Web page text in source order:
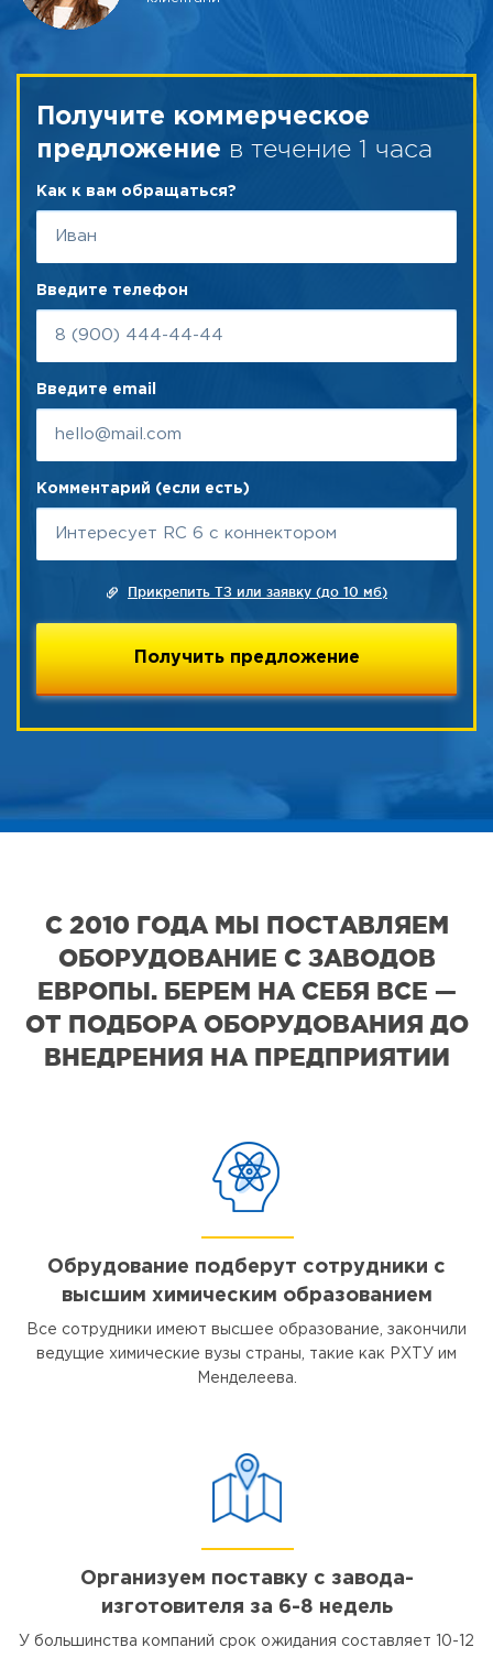
Получите коммерческое
предложение в течение 1 часа
Как к вам обращаться?
Введите телефон
Введите email
Комментарий (если есть)
Прикрепить ТЗ или заявку (до 10 мб)
С 2010 ГОДА МЫ ПОСТАВЛЯЕМ
ОБОРУДОВАНИЕ С ЗАВОДОВ
ЕВРОПЫ. БЕРЕМ НА СЕБЯ ВСЕ —
ОТ ПОДБОРА ОБОРУДОВАНИЯ ДО
ВНЕДРЕНИЯ НА ПРЕДПРИЯТИИ
Обрудование подберут сотрудники с
высшим химическим образованием
Все сотрудники имеют высшее образование, закончили
ведущие химические вузы страны, такие как РХТУ им
Менделеева.
Организуем поставку с завода-
изготовителя за 6-8 недель
У большинства компаний срок ожидания составляет 10-12